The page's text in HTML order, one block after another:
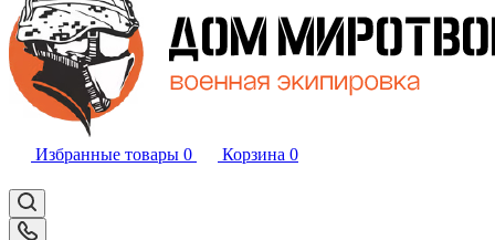
Избранные товары 0 Корзина 0